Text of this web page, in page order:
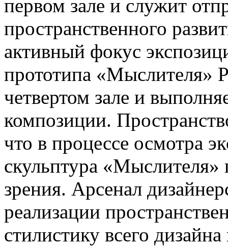
первом зале и служит
пространственного
активный фокус
прототипа «Мыслителя»
четвертом зале и
композиции.
что в процессе осмотра
скульптура
зрения. Арсенал
реализации
стилистику всего